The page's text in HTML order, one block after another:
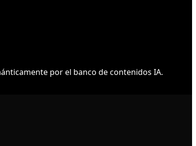
por el banco de contenidos IA.